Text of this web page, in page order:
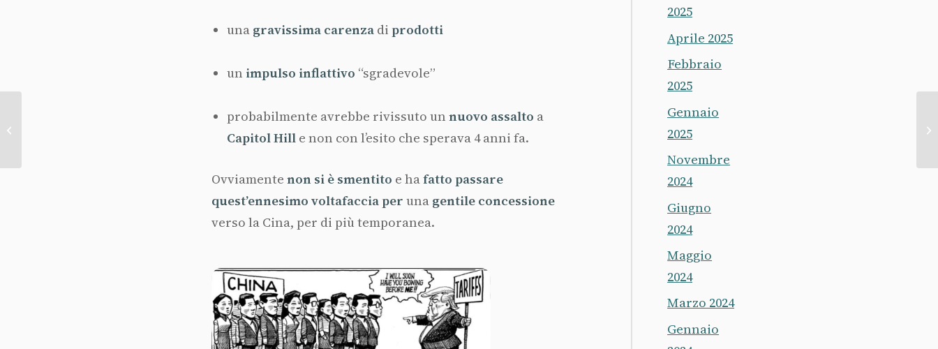
una gravissima carenza diprodotti
un impulso inflattivo “sgradevole”
probabilmente avrebbe rivissuto unnuovo assalto a
CapitolHill e non con l’esito che sperava 4 anni fa.
Ovviamentenon si è smentito e hafatto passare
quest’ennesimo voltafacciaper una gentile concessione
verso la Cina, per di più temporanea.
2025
Aprile 2025
Febbraio
2025
Gennaio
2025
Novembre
2024
Giugno
2024
Maggio
2024
Marzo 2024
Gennaio